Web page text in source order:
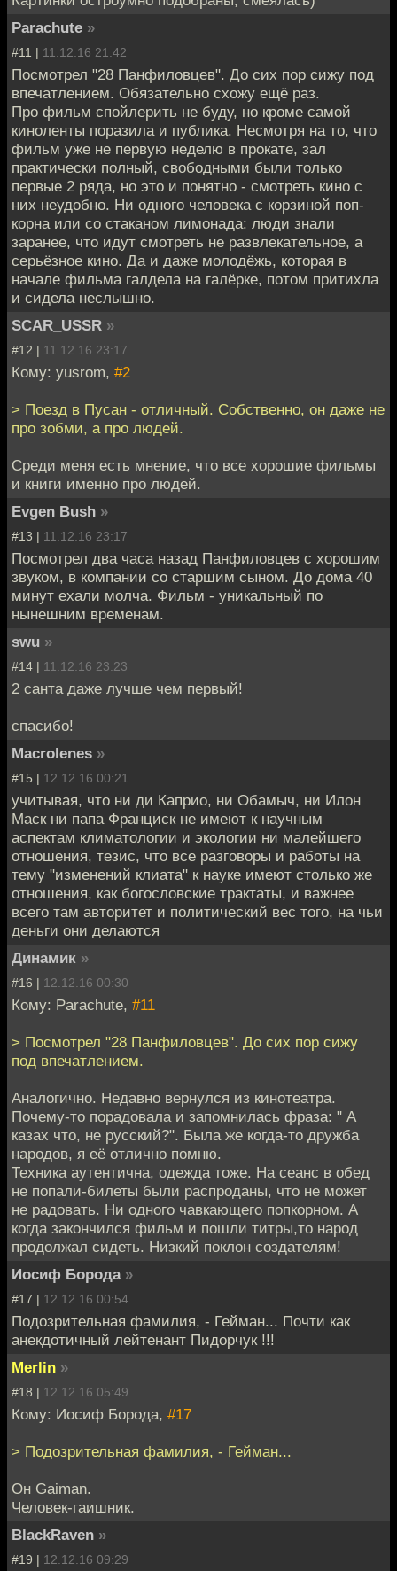
Parachute »
#11 | 11.12.16 21:42
Посмотрел "28 Панфиловцев". До сих пор сижу под
впечатлением. Обязательно схожу ещё раз.
Про фильм спойлерить не буду, но кроме самой
киноленты поразила и публика. Несмотря на то, что
фильм уже не первую неделю в прокате, зал
практически полный, свободными были только
первые 2 ряда, но это и понятно - смотреть кино с
них неудобно. Ни одного человека с корзиной поп-
корна или со стаканом лимонада: люди знали
заранее, что идут смотреть не развлекательное, а
серьёзное кино. Да и даже молодёжь, которая в
начале фильма галдела на галёрке, потом притихла
и сидела неслышно.
SCAR_USSR »
#12 | 11.12.16 23:17
Кому: yusrom, #2
> Поезд в Пусан - отличный. Собственно, он даже не
про зобми, а про людей.
Среди меня есть мнение, что все хорошие фильмы
и книги именно про людей.
Evgen Bush »
#13 | 11.12.16 23:17
Посмотрел два часа назад Панфиловцев с хорошим
звуком, в компании со старшим сыном. До дома 40
минут ехали молча. Фильм - уникальный по
нынешним временам.
swu »
#14 | 11.12.16 23:23
2 санта даже лучше чем первый!
спасибо!
Macrolenes »
#15 | 12.12.16 00:21
учитывая, что ни ди Каприо, ни Обамыч, ни Илон
Маск ни папа Франциск не имеют к научным
аспектам климатологии и экологии ни малейшего
отношения, тезис, что все разговоры и работы на
тему "изменений клиата" к науке имеют столько же
отношения, как богословские трактаты, и важнее
всего там авторитет и политический вес того, на чьи
деньги они делаются
Динамик »
#16 | 12.12.16 00:30
Кому: Parachute, #11
> Посмотрел "28 Панфиловцев". До сих пор сижу
под впечатлением.
Аналогично. Недавно вернулся из кинотеатра.
Почему-то порадовала и запомнилась фраза: " А
казах что, не русский?". Была же когда-то дружба
народов, я её отлично помню.
Техника аутентична, одежда тоже. На сеанс в обед
не попали-билеты были распроданы, что не может
не радовать. Ни одного чавкающего попкорном. А
когда закончился фильм и пошли титры,то народ
продолжал сидеть. Низкий поклон создателям!
Иосиф Борода »
#17 | 12.12.16 00:54
Подозрительная фамилия, - Гейман... Почти как
анекдотичный лейтенант Пидорчук !!!
Merlin »
#18 | 12.12.16 05:49
Кому: Иосиф Борода, #17
> Подозрительная фамилия, - Гейман...
Он Gaiman.
Человек-гаишник.
BlackRaven »
#19 | 12.12.16 09:29